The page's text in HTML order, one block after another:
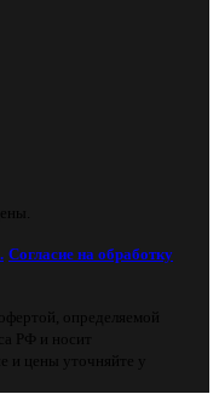
Согласие на обработку
определяемой
РФ и носит
и цены уточняйте у